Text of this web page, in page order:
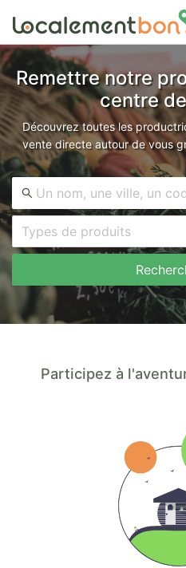
Remettre notre
centre
Découvrez toutes les
vente directe autour de vous
Types de produits
Participez à